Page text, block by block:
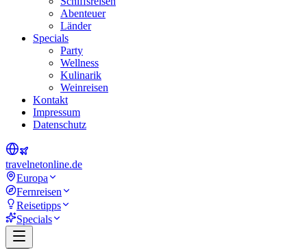
Abenteuer
Länder
Specials
Party
Wellness
Kulinarik
Weinreisen
Kontakt
Impressum
Datenschutz
travelnetonline.de
Europa
Fernreisen
Reisetipps
Specials